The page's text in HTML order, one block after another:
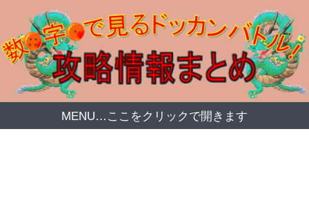
MENU…ここをクリックで開きます